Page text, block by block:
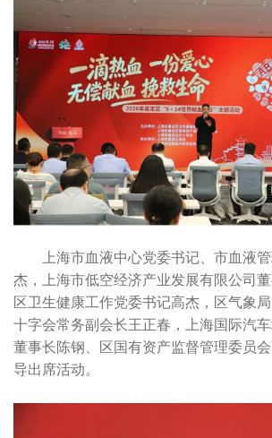
上海市血液中心党委书记、市血液管
杰，上海市低空经济产业发展有限公司
区卫生健康工作党委书记高杰，区气象
十字会常务副会长王正春，上海国际汽
董事长陈钢、区国有资产监督管理委员
导出席活动。